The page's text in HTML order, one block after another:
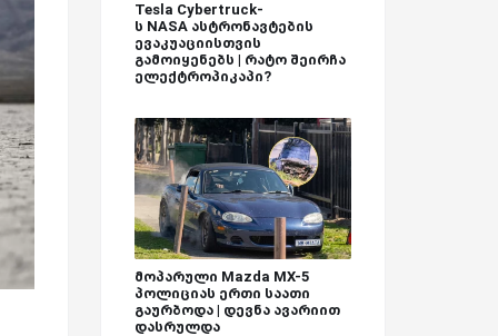
Tesla Cybertruck-
ს NASA ასტრონავტების
ევაკუაციისთვის
გამოიყენებს | რატო შეირჩა
ელექტროპიკაპი?
მოპარული Mazda MX-5
პოლიციას ერთი საათი
გაურბოდა | დევნა ავარიით
დასრულდა